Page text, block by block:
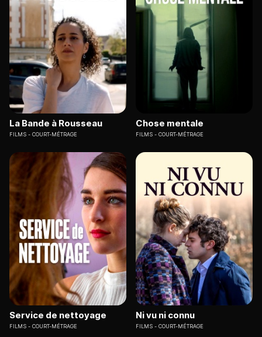
La Bande à Rousseau
FILMS COURT-MÉTRAGE
Chose mentale
FILMS COURT-MÉTRAGE
Service de nettoyage
FILMS COURT-MÉTRAGE
Ni vu ni connu
FILMS COURT-MÉTRAGE